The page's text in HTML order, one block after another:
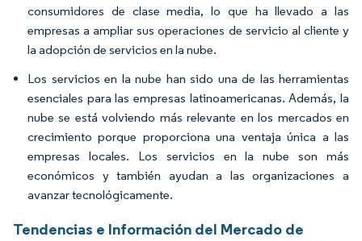
consumidores de clase media, lo que ha llevado a las
empresas a ampliar sus operaciones de servicio al cliente y
la adopción de servicios en la nube.
Los servicios en la nube han sido una de las herramientas
esenciales para las empresas latinoamericanas. Además, la
nube se está volviendo más relevante en los mercados en
crecimiento porque proporciona una ventaja única a las
empresas locales. Los servicios en la nube son más
económicos y también ayudan a las organizaciones a
avanzar tecnológicamente.
Tendencias e Información del Mercado de